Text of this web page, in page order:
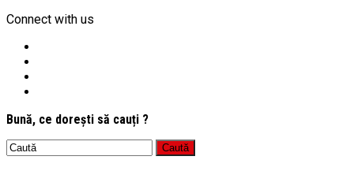
Connect with us
Bună, ce dorești să cauți ?